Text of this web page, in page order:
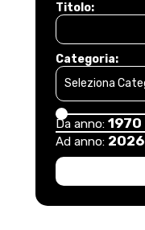
Titolo:
Categoria:
Da anno: 1970
Ad anno: 2026